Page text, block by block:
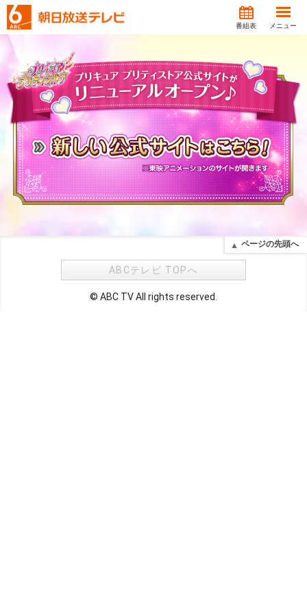
番組表 メニュー
ページの先頭へ
ABCテレビ TOPへ
© ABC TV All rights reserved.